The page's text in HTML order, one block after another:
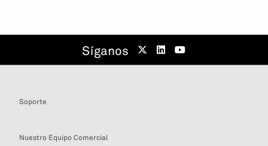
Síganos
Soporte
Nuestro Equipo Comercial